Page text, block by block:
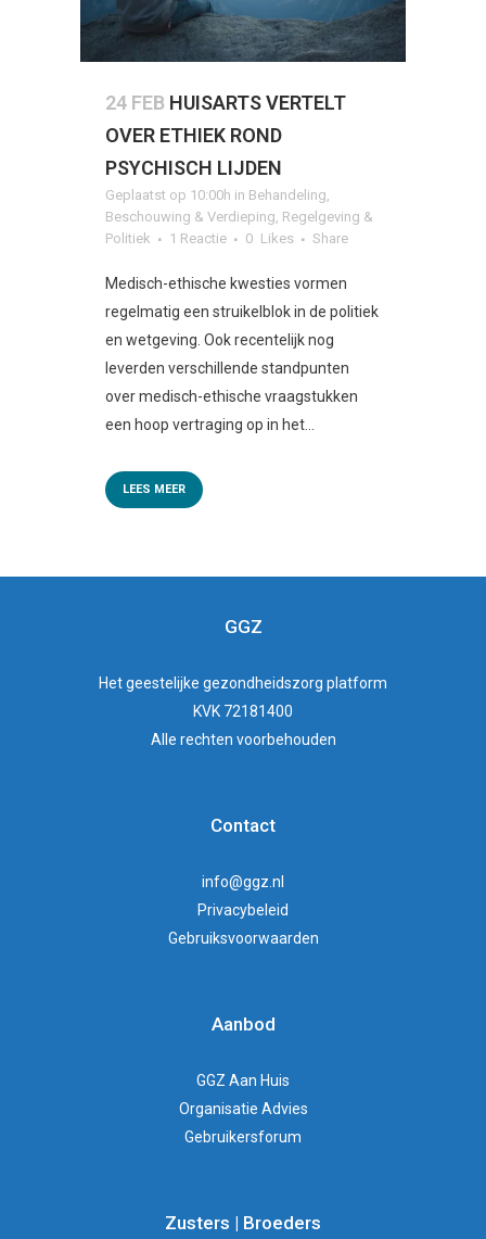
24 FEB HUISARTS VERTELT
OVER ETHIEK ROND
PSYCHISCH LIJDEN
Geplaatst op 10:00h in Behandeling
Beschouwing & Verdieping Regelgeving &
Politiek
1 Reactie 0 Likes Share
Medisch-ethische kwesties vormen
regelmatig een struikelblok in de politiek
en wetgeving. Ook recentelijk nog
leverden verschillende standpunten
over medisch-ethische vraagstukken
een hoop vertraging op in het...
LEES MEER
GGZ
Hetgeestelijke gezondheidszorg platform
KVK 72181400
Alle rechten voorbehouden
Contact
info@ggz.nl
Privacybeleid
Gebruiksvoorwaarden
Aanbod
GGZ Aan Huis
Organisatie Advies
Gebruikersforum
Zusters | Broeders